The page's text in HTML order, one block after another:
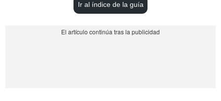
Ir al índice de la guía